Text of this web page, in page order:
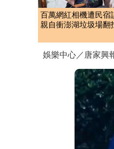
百萬網紅相機遭民
親自衝澎湖垃圾場翻
娛樂中心／唐家興